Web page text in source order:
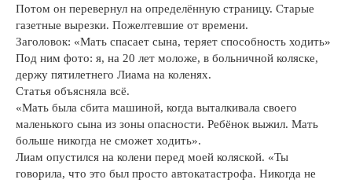
Потом он перевернул на определённую страницу. Старые
газетные вырезки. Пожелтевшие от времени.
Заголовок: «Мать спасает сына, теряет способность ходить»
Под ним фото: я, на 20 лет моложе, в больничной коляске,
держу пятилетнего Лиама на коленях.
Статья объясняла всё.
«Мать была сбита машиной, когда выталкивала своего
маленького сына из зоны опасности. Ребёнок выжил. Мать
больше никогда не сможет ходить».
Лиам опустился на колени перед моей коляской. «Ты
говорила, что это был просто автокатастрофа. Никогда не